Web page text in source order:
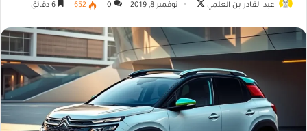
عبد القادر بن العلمي
تابع
X
نوفمبر 8, 2019 0
652